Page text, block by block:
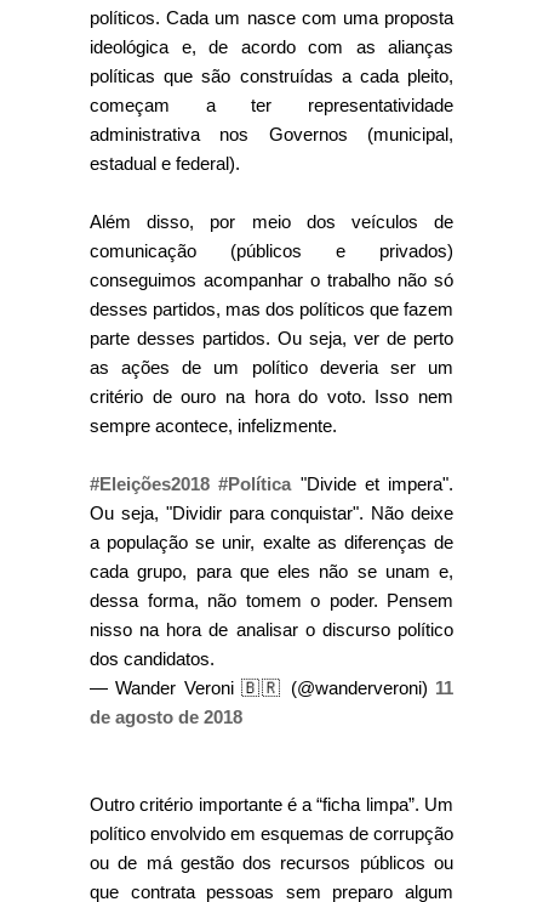
políticos. Cada um nasce com uma proposta
ideológica e, de acordo com as alianças
políticas que são construídas a cada pleito,
começam a ter representatividade
administrativa nos Governos (municipal,
estadual e federal).
Além disso, por meio dos veículos de
comunicação (públicos e privados)
conseguimos acompanhar o trabalho não só
desses partidos, mas dos políticos que fazem
parte desses partidos. Ou seja, ver de perto
as ações de um político deveria ser um
critério de ouro na hora do voto. Isso nem
sempre acontece, infelizmente.
#Eleições2018 #Política "Divide et impera".
Ou seja, "Dividir para conquistar". Não deixe
a população se unir, exalte as diferenças de
cada grupo, para que eles não se unam e,
dessa forma, não tomem o poder. Pensem
nisso na hora de analisar o discurso político
dos candidatos.
— Wander Veroni 🇧🇷 (@wanderveroni) 11
de agosto de 2018
Outro critério importante é a “ficha limpa”. Um
político envolvido em esquemas de corrupção
ou de má gestão dos recursos públicos ou
que contrata pessoas sem preparo algum